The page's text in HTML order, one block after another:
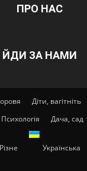
ПРО НАС
ЙДИ ЗА НАМИ
Діти, вагітніть
Психологія Дача, сад
Різне Українська